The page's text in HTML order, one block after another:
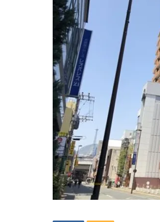
【大田區】
【世田谷
等々力 408
【板橋區】
ェスト